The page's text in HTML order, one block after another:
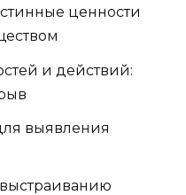
ценности
и действий:
выявления